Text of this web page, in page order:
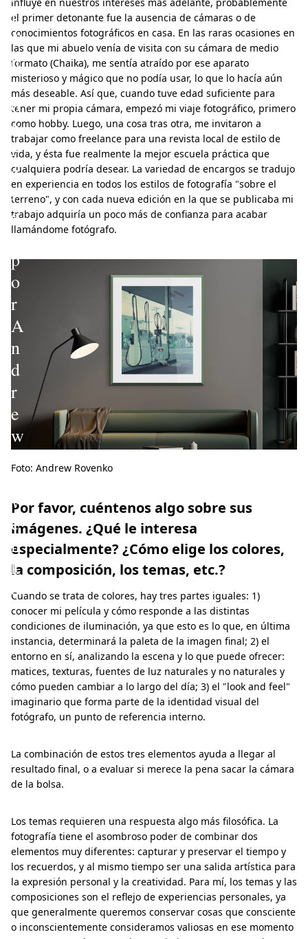
l
C
h
r
o
n
i
c
l
e
s
p
o
r
A
n
d
r
e
w
R
o
v
e
n
k
o
el primer detonante fue la ausencia de cámaras o de
conocimientos fotográficos en casa. En las raras ocasiones en
las que mi abuelo venía de visita con su cámara de medio
formato (Chaika), me sentía atraído por ese aparato
misterioso y mágico que no podía usar, lo que lo hacía aún
más deseable. Así que, cuando tuve edad suficiente para
tener mi propia cámara, empezó mi viaje fotográfico, primero
como hobby. Luego, una cosa tras otra, me invitaron a
trabajar como freelance para una revista local de estilo de
vida, y ésta fue realmente la mejor escuela práctica que
cualquiera podría desear. La variedad de encargos se tradujo
en experiencia en todos los estilos de fotografía "sobre el
terreno", y con cada nueva edición en la que se publicaba mi
trabajo adquiría un poco más de confianza para acabar
llamándome fotógrafo.
Foto: Andrew Rovenko
Por favor, cuéntenos algo sobre sus
imágenes. ¿Qué le interesa
especialmente? ¿Cómo elige los colores,
la composición, los temas, etc.?
Cuando se trata de colores, hay tres partes iguales: 1)
conocer mi película y cómo responde a las distintas
condiciones de iluminación, ya que esto es lo que, en última
instancia, determinará la paleta de la imagen final; 2) el
entorno en sí, analizando la escena y lo que puede ofrecer:
matices, texturas, fuentes de luz naturales y no naturales y
cómo pueden cambiar a lo largo del día; 3) el "look and feel"
imaginario que forma parte de la identidad visual del
fotógrafo, un punto de referencia interno.
La combinación de estos tres elementos ayuda a llegar al
resultado final, o a evaluar si merece la pena sacar la cámara
de la bolsa.
Los temas requieren una respuesta algo más filosófica. La
fotografía tiene el asombroso poder de combinar dos
elementos muy diferentes: capturar y preservar el tiempo y
los recuerdos, y al mismo tiempo ser una salida artística para
la expresión personal y la creatividad. Para mí, los temas y las
composiciones son el reflejo de experiencias personales, ya
que generalmente queremos conservar cosas que consciente
o inconscientemente consideramos valiosas en ese momento